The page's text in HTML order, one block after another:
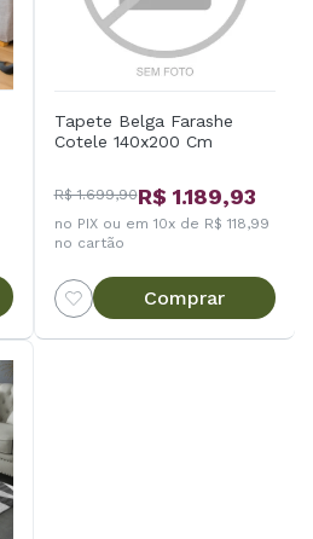
Tapete Belga Farashe
Cotele 140x200 Cm
R$ 1.699,90R$ 1.189,93
no PIX ou em 10x de R$ 118,99
no cartão
Comprar